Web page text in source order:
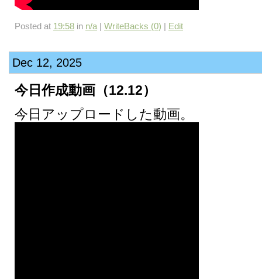
Posted at 19:58 in n/a | WriteBacks (0) | Edit
Dec 12, 2025
今日作成動画（12.12）
今日アップロードした動画。